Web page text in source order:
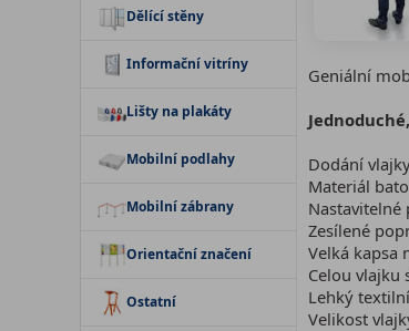
Dělící stěny
Informační vitríny
Lišty na plakáty
Mobilní podlahy
Mobilní zábrany
Orientační značení
Ostatní
Geniální
Dodání
Materiál
Zesílené
Velká kapsa
Celou vlajku
Lehký
Velikost